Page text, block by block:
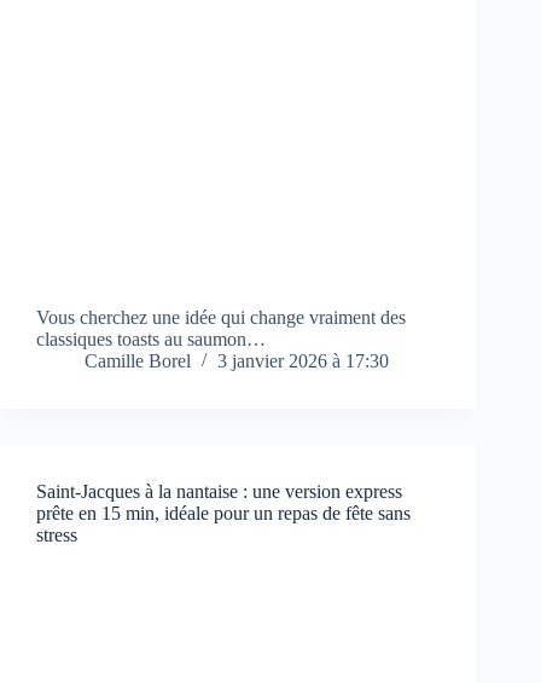
Vous cherchez une idée qui change vraiment des
classiques toasts au saumon…
Camille Borel
3 janvier 2026 à 17:30
Saint-Jacques à la nantaise : une version express
prête en 15 min, idéale pour un repas de fête sans
stress